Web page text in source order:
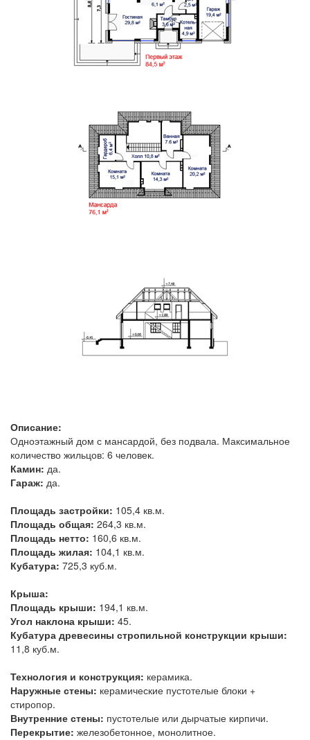
Описание:
Одноэтажный дом с мансардой, без подвала. Максимальное
количество жильцов: 6 человек.
Камин: да.
Гараж: да.
Площадь застройки: 105,4 кв.м.
Площадь общая: 264,3 кв.м.
Площадь нетто: 160,6 кв.м.
Площадь жилая: 104,1 кв.м.
Кубатура: 725,3 куб.м.
Крыша:
Площадь крыши: 194,1 кв.м.
Угол наклона крыши: 45.
Кубатура древесины стропильной конструкции крыши:
11,8 куб.м.
Технология и конструкция: керамика.
Наружные стены: керамические пустотелые блоки +
стиропор.
Внутренние стены: пустотелые или дырчатые кирпичи.
Перекрытие: железобетонное, монолитное.